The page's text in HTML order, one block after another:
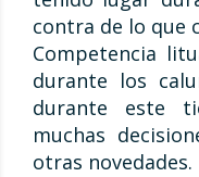
contra de lo que
Competencia
durante los
durante este
muchas
otras novedades.